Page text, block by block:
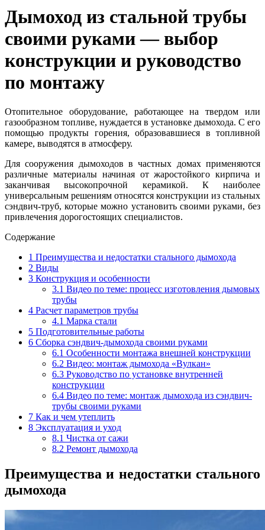
Дымоход из стальной трубы
своими руками — выбор
конструкции и руководство
по монтажу
Отопительное оборудование, работающее на твердом или
газообразном топливе, нуждается в установке дымохода. С его
помощью продукты горения, образовавшиеся в топливной
камере, выводятся в атмосферу.
Для сооружения дымоходов в частных домах применяются
различные материалы начиная от жаростойкого кирпича и
заканчивая высокопрочной керамикой. К наиболее
универсальным решениям относятся конструкции из стальных
сэндвич-труб, которые можно установить своими руками, без
привлечения дорогостоящих специалистов.
Содержание
1 Преимущества и недостатки стального дымохода
2 Виды
3 Конструкция и особенности
3.1 Видео по теме: процесс изготовления дымовых
трубы
4 Расчет параметров трубы
4.1 Марка стали
5 Подготовительные работы
6 Сборка сэндвич-дымохода своими руками
6.1 Особенности монтажа внешней конструкции
6.2 Видео: монтаж дымохода «Вулкан»
6.3 Руководство по установке внутренней
конструкции
6.4 Видео по теме: монтаж дымохода из сэндвич-
трубы своими руками
7 Как и чем утеплить
8 Эксплуатация и уход
8.1 Чистка от сажи
8.2 Ремонт дымохода
Преимущества и недостатки стального
дымохода